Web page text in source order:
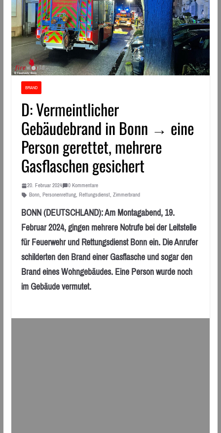
BRAND
D: Vermeintlicher
Gebäudebrand in Bonn → eine
Person gerettet, mehrere
Gasflaschen gesichert
20. Februar 2024
0 Kommentare
Bonn, Personenrettung, Rettungsdienst, Zimmerbrand
BONN (DEUTSCHLAND): Am Montagabend, 19.
Februar 2024, gingen mehrere Notrufe bei der Leitstelle
für Feuerwehr und Rettungsdienst Bonn ein. Die Anrufer
schilderten den Brand einer Gasflasche und sogar den
Brand eines Wohngebäudes. Eine Person wurde noch
im Gebäude vermutet.